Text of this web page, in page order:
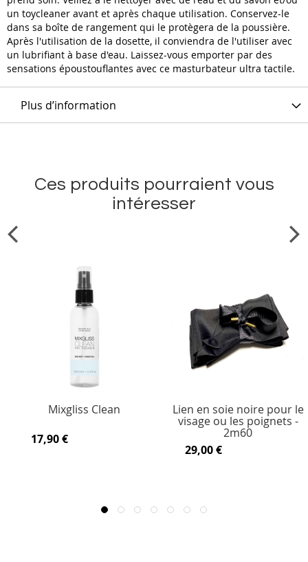
un toycleaner avant et après chaque utilisation. Conservez-le
dans sa boîte de rangement qui le protègera de la poussière.
Après l'utilisation de la dosette, il conviendra de l'utiliser avec
un lubrifiant à base d'eau. Laissez-vous emporter par des
sensations époustouflantes avec ce masturbateur ultra tactile.
Plus d’information
Ces produits pourraient vous
intéresser
Mixgliss Clean
17,90 €
Lien en soie noire pour le
visage ou les poignets -
2m60
29,00 €